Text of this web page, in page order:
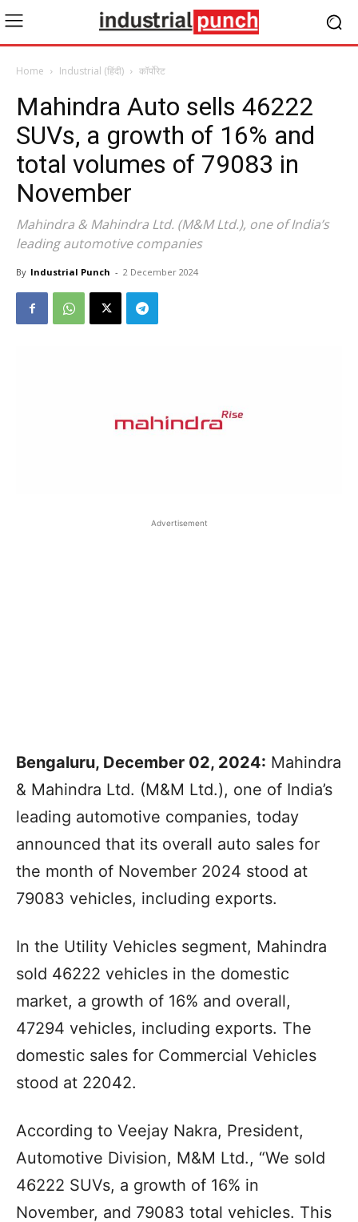
Home Industrial (हिंदी) कॉर्पोरेट
Mahindra Auto sells 46222
SUVs, a growth of 16% and
total volumes of 79083 in
November
Mahindra & Mahindra Ltd. (M&M Ltd.), one of India’s
leading automotive companies
By Industrial Punch - 2 December 2024
Advertisement
Bengaluru, December 02, 2024: Mahindra
& Mahindra Ltd. (M&M Ltd.), one of India’s
leading automotive companies, today
announced that its overall auto sales for
the month of November 2024 stood at
79083 vehicles, including exports.
In the Utility Vehicles segment, Mahindra
sold 46222 vehicles in the domestic
market, a growth of 16% and overall,
47294 vehicles, including exports. The
domestic sales for Commercial Vehicles
stood at 22042.
According to Veejay Nakra, President,
Automotive Division, M&M Ltd., “We sold
46222 SUVs, a growth of 16% in
November, and 79083 total vehicles. This